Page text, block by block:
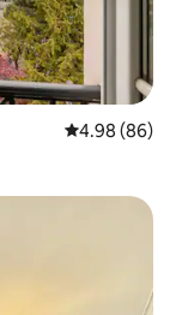
Calificación
4.98 (86)